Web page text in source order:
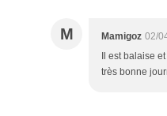
M Mamigoz 02/
Il est balaise
très bonne